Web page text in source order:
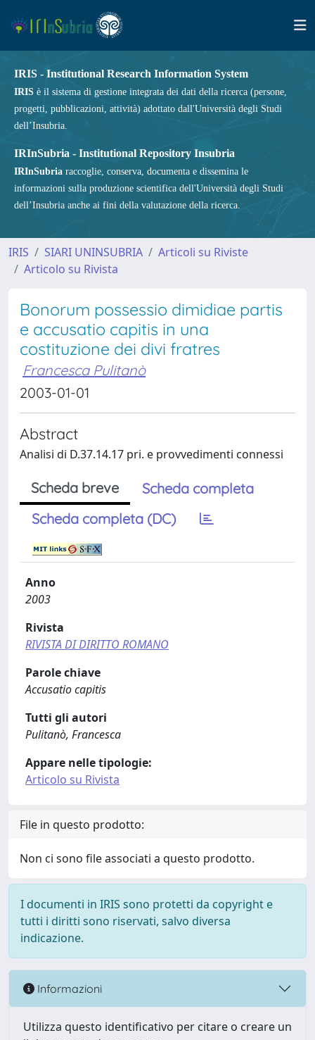
IRIS - Institutional Research Information System
IRIS è il sistema di gestione integrata dei dati della ricerca (persone,
progetti, pubblicazioni, attività) adottato dall'Università degli Studi
dell’Insubria.
IRInSubria - Institutional Repository Insubria
IRInSubria raccoglie, conserva, documenta e dissemina le
informazioni sulla produzione scientifica dell'Università degli Studi
dell’Insubria anche ai fini della valutazione della ricerca.
IRIS SIARI UNINSUBRIA
Articoli su Riviste
Articolo su Rivista
Bonorum possessio dimidiae partis
e accusatio capitis in una
costituzione dei divi fratres
Francesca Pulitanò
2003-01-01
Abstract
Analisi di D.37.14.17 pri. e provvedimenti connessi
Scheda breve
Scheda completa
Scheda completa (DC)
Anno
2003
Rivista
RIVISTA DI DIRITTO ROMANO
Parole chiave
Accusatio capitis
Tutti gli autori
Pulitanò, Francesca
Appare nelle tipologie:
Articolo su Rivista
File in questo prodotto:
Non ci sono file associati a questo prodotto.
I documenti in IRIS sono protetti da copyright e
tutti i diritti sono riservati, salvo diversa
indicazione.
Informazioni
Utilizza questo identificativo per citare o creare un